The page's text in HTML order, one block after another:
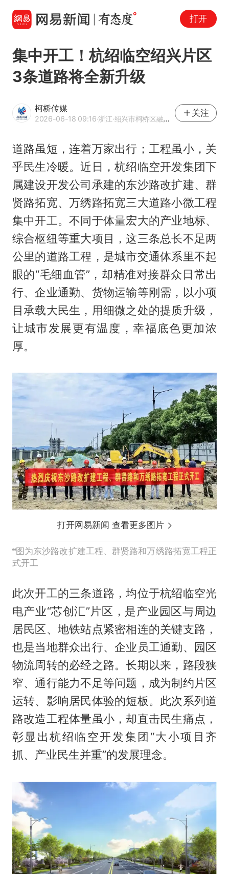
打开
集中开工！杭绍临空绍兴片区
3条道路将全新升级
柯桥传媒
2026-06-18 09:16·浙江·绍兴市柯桥区融媒体中心官方账号
关注
道路虽短，连着万家出行；工程虽小，关
乎民生冷暖。近日，杭绍临空开发集团下
属建设开发公司承建的东沙路改扩建、群
贤路拓宽、万绣路拓宽三大道路小微工程
集中开工。不同于体量宏大的产业地标、
综合枢纽等重大项目，这三条总长不足两
公里的道路工程，是城市交通体系里不起
眼的“毛细血管”，却精准对接群众日常出
行、企业通勤、货物运输等刚需，以小项
目承载大民生，用细微之处的提质升级，
让城市发展更有温度，幸福底色更加浓
厚。
打开网易新闻 查看更多图片
图为东沙路改扩建工程、群贤路和万绣路拓宽工程正
式开工
此次开工的三条道路，均位于杭绍临空光
电产业“芯创汇”片区，是产业园区与周边
居民区、地铁站点紧密相连的关键支路，
也是当地群众出行、企业员工通勤、园区
物流周转的必经之路。长期以来，路段狭
窄、通行能力不足等问题，成为制约片区
运转、影响居民体验的短板。此次系列道
路改造工程体量虽小，却直击民生痛点，
彰显出杭绍临空开发集团“大小项目齐
抓、产业民生并重”的发展理念。